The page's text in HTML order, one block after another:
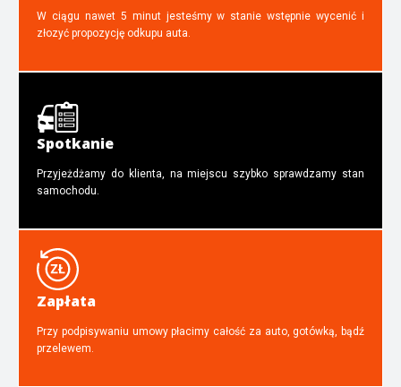
W ciągu nawet 5 minut jesteśmy w stanie wstępnie wycenić i
złozyć propozycję odkupu auta.
Spotkanie
Przyjeżdżamy do klienta, na miejscu szybko sprawdzamy stan
samochodu.
Zapłata
Przy podpisywaniu umowy płacimy całość za auto, gotówką, bądź
przelewem.